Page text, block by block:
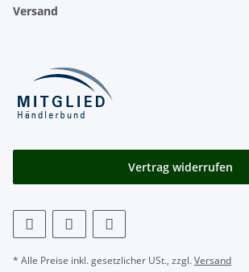
Versand
Vertrag widerrufen
* Alle Preise inkl. gesetzlicher USt., zzgl.Versand